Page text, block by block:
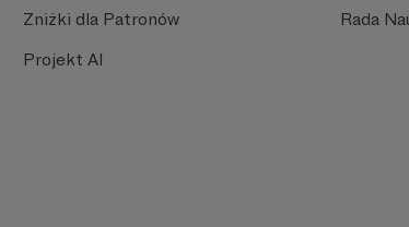
Zniżki dla Patronów
Projekt AI
Rada